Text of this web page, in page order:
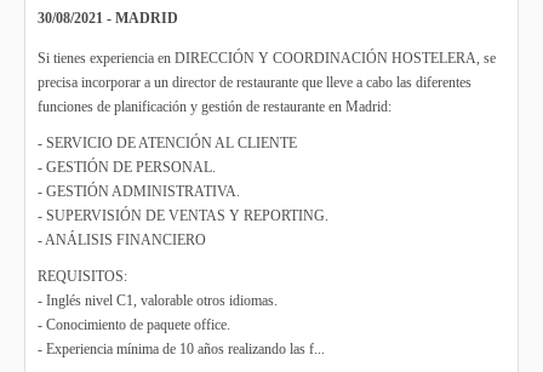
30/08/2021 - MADRID
Si tienes experiencia en DIRECCIÓN Y COORDINACIÓN HOSTELERA, se
precisa incorporar a un director de restaurante que lleve a cabo las diferentes
funciones de planificación y gestión de restaurante en Madrid:
- SERVICIO DE ATENCIÓN AL CLIENTE
- GESTIÓN DE PERSONAL.
- GESTIÓN ADMINISTRATIVA.
- SUPERVISIÓN DE VENTAS Y REPORTING.
- ANÁLISIS FINANCIERO
REQUISITOS:
- Inglés nivel C1, valorable otros idiomas.
- Conocimiento de paquete office.
- Experiencia mínima de 10 años realizando las f...